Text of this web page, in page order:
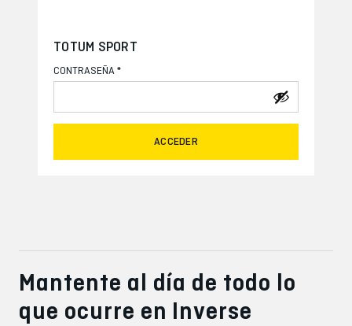
TOTUM SPORT
CONTRASEÑA *
ACCEDER
Mantente al día de todo lo
que ocurre en Inverse